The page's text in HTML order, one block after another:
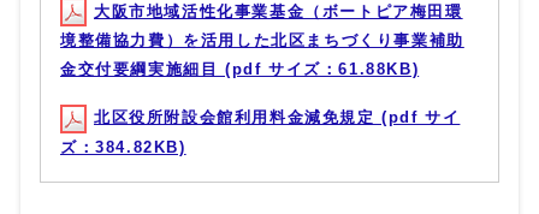
大阪市地域活性化事業基金（ボートピア梅田環
境整備協力費）を活用した北区まちづくり事業補助
金交付要綱実施細目 (pdf サイズ：61.88KB)
北区役所附設会館利用料金減免規定 (pdf サイ
ズ：384.82KB)